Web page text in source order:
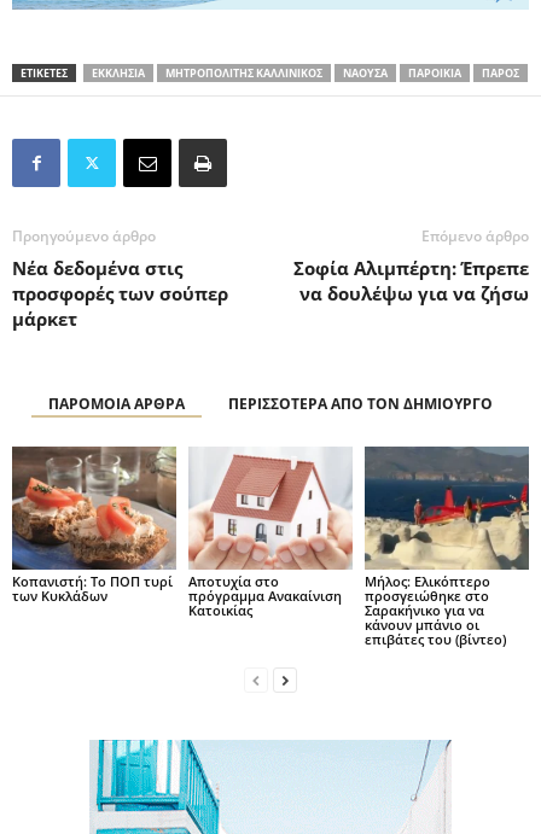
ΕΤΙΚΕΤΕΣ ΕΚΚΛΗΣΙΑ ΜΗΤΡΟΠΟΛΙΤΗΣ ΚΑΛΛΙΝΙΚΟΣ ΝΑΟΥΣΑ ΠΑΡΟΙΚΙΑ ΠΑΡΟΣ
Προηγούμενο άρθρο
Νέα δεδομένα στις
προσφορές των σούπερ
μάρκετ
Επόμενο άρθρο
Σοφία Αλιμπέρτη: Έπρεπε
να δουλέψω για να ζήσω
ΠΑΡΟΜΟΙΑ ΑΡΘΡΑ ΠΕΡΙΣΣΟΤΕΡΑ ΑΠΟ ΤΟΝ ΔΗΜΙΟΥΡΓΟ
Κοπανιστή: Το ΠΟΠ τυρί
των Κυκλάδων
Αποτυχία στο
πρόγραμμα Ανακαίνιση
Κατοικίας
Μήλος: Ελικόπτερο
προσγειώθηκε στο
Σαρακήνικο για να
κάνουν μπάνιο οι
επιβάτες του (βίντεο)